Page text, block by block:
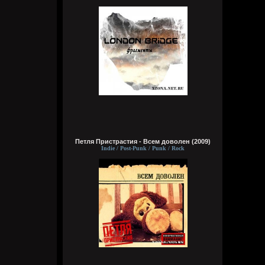
Wirtuozik
даже, ей все время 60
Кукуня
Вчера в 16:15:29
Петля Пристрастия - Всем доволен (2009)
Indie / Post-Punk / Punk / Rock